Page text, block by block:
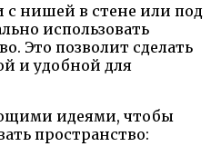
нишей в стене или под
использовать
Это позволит сделать
и удобной для
идеями, чтобы
пространство: